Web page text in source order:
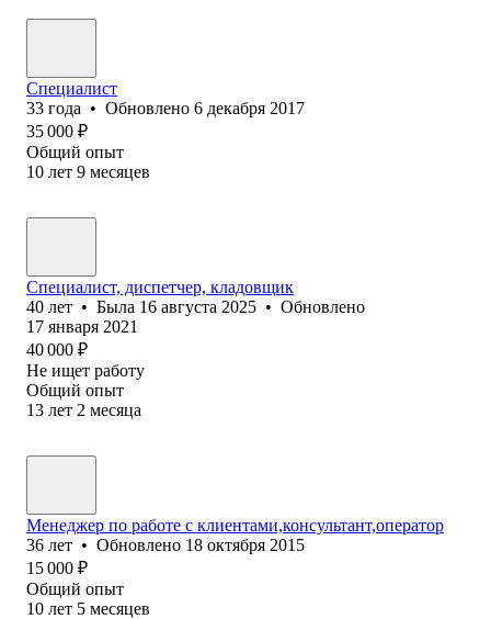
Специалист
33 года • Обновлено 6 декабря 2017
35 000 ₽
Общий опыт
10 лет 9 месяцев
Специалист, диспетчер, кладовщик
40 лет • Была 16 августа 2025 • Обновлено
17 января 2021
40 000 ₽
Не ищет работу
Общий опыт
13 лет 2 месяца
Менеджер по работе с клиентами,консультант,оператор
36 лет • Обновлено 18 октября 2015
15 000 ₽
Общий опыт
10 лет 5 месяцев